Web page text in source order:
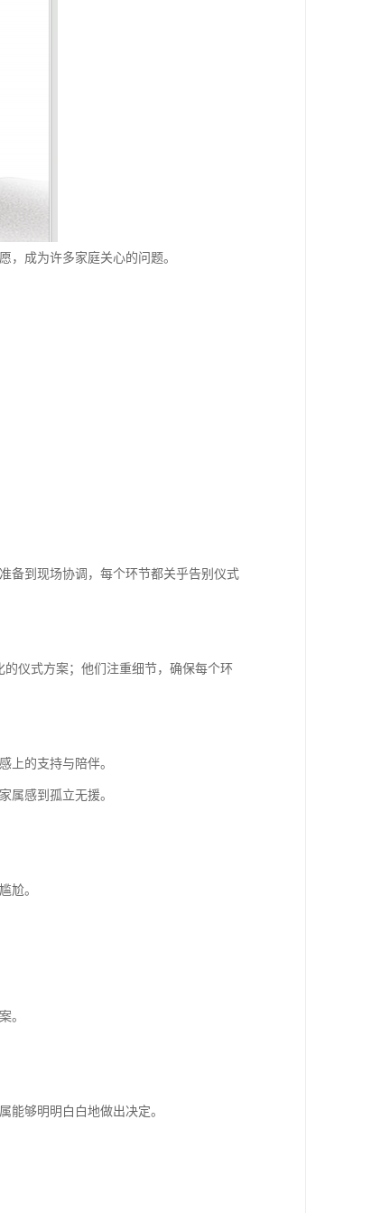
，成为许多家庭关心的问题。
备到现场协调，每个环节都关乎告别仪式
仪式方案；他们注重细节，确保每个环
上的支持与陪伴。
属感到孤立无援。
尬。
。
能够明明白白地做出决定。